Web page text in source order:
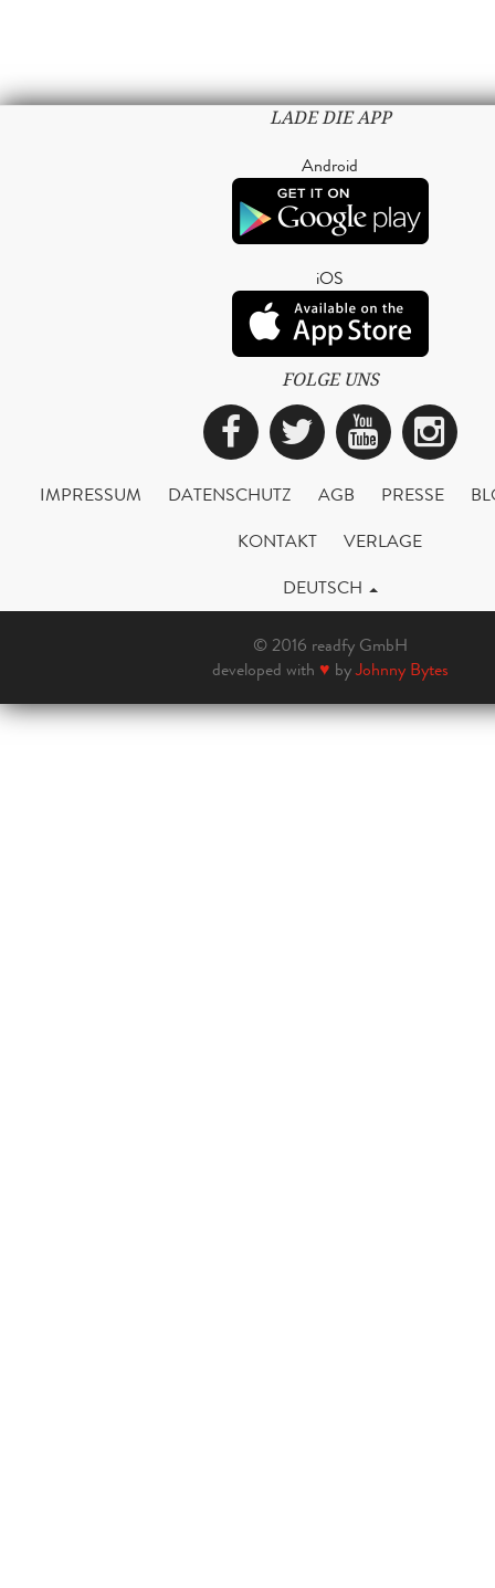
LADE DIE APP
Android
iOS
FOLGE UNS
Facebook
Twitter
IMPRESSUM DATENSCHUTZ AGB PRESSE
KONTAKT
VERLAGE
DEUTSCH
© 2016 readfy GmbH
developed with ♥ byJohnny Bytes